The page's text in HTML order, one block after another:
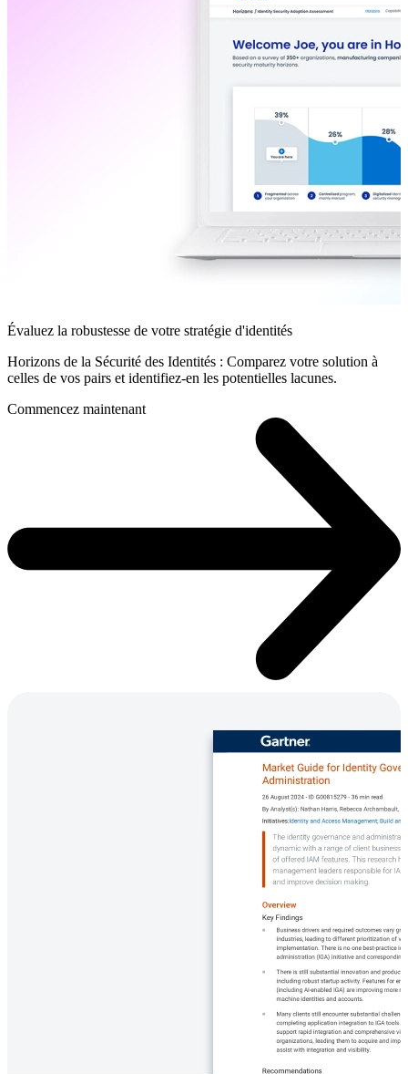
Évaluez la robustesse de votre stratégie d'identités
Horizons de la Sécurité des Identités : Comparez votre solution à
celles de vos pairs et identifiez-en les potentielles lacunes.
Commencez maintenant